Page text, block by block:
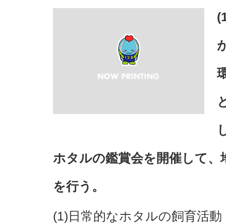
ホタルの鑑賞会を開催して
を行う。
(1)日常的なホタルの飼育活